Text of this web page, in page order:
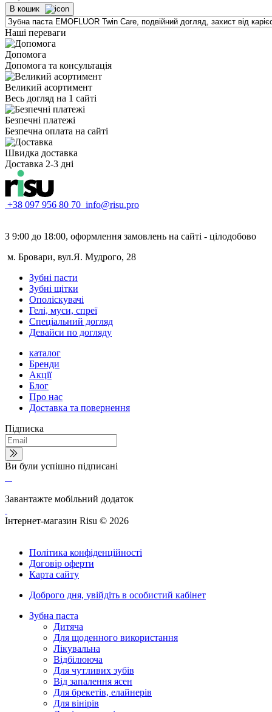
В кошик
Наші переваги
Допомога
Допомога та консультація
Великий асортимент
Весь догляд на 1 сайті
Безпечні платежі
Безпечна оплата на сайті
Швидка доставка
Доставка 2-3 дні
+38 097 956 80 70 info@risu.pro
З 9:00 до 18:00, оформлення замовлень на сайті - цілодобово
м. Бровари, вул.Я. Мудрого, 28
Зубні пасти
Зубні щітки
Ополіскувачі
Гелі, муси, спреї
Спеціальний догляд
Девайси по догляду
каталог
Бренди
Акції
Блог
Про нас
Доставка та повернення
Підписка
Ви були успішно підписані
Завантажте мобільний додаток
Інтернет-магазин Risu © 2026
Політика конфіденційності
Договір оферти
Карта сайту
Доброго дня, увійдіть в особистий кабінет
Зубна паста
Дитяча
Для щоденного використання
Лікувальна
Відбілююча
Для чутливих зубів
Від запалення ясен
Для брекетів, елайнерів
Для вінірів